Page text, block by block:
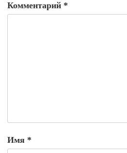
Комментарий *
Имя *